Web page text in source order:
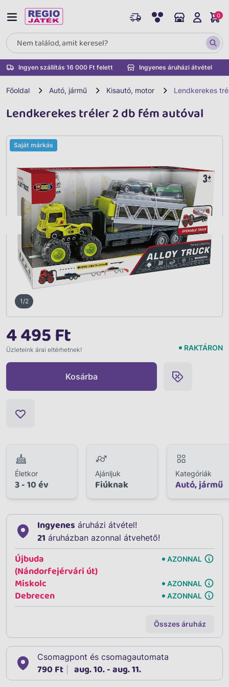
Ingyen szállítás 16 000 Ft felett Ingyenes áruházi átvétel
0
Főoldal Autó, jármű Kisautó, motor Lendkerekes
Lendkerekes tréler 2 db fém autóval
Vissza
1/2
Saját márkás
4 495 Ft
Üzleteink árai eltérhetnek! RAKTÁRON
Kosárba
Életkor
3 - 10 év
Ajánljuk
Fiúknak
Kategóriák
Autó, jármű
Ingyenes áruházi átvétel!
21 áruházban azonnal átvehető!
Újbuda
(Nándorfejérvári út)
AZONNAL
Miskolc AZONNAL
Debrecen AZONNAL
Összes áruház
Csomagpont és csomagautomata
790 Ft aug. 10. - aug. 11.